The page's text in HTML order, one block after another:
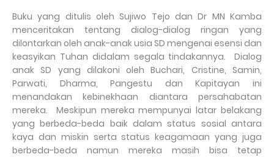
Buku yang ditulis oleh Sujiwo Tejo dan Dr MN Kamba
menceritakan tentang dialog-dialog ringan yang
dilontarkan oleh anak-anak usia SD mengenai esensi dan
keasyikan Tuhan didalam segala tindakannya. Dialog
anak SD yang dilakoni oleh Buchari, Cristine, Samin,
Parwati, Dharma, Pangestu dan Kapitayan ini
menandakan kebinekhaan diantara persahabatan
mereka. Meskipun mereka mempunyai latar belakang
yang berbeda-beda baik dalam status sosial antara
kaya dan miskin serta status keagamaan yang juga
berbeda-beda namun mereka masih bisa tetap